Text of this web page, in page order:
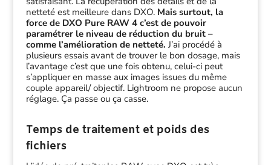
netteté est meilleure dans DXO. Mais surtout, la
force de DXO Pure RAW 4 c’est de pouvoir
paramétrer le niveau de réduction du bruit –
comme l’amélioration de netteté. J’ai procédé à
plusieurs essais avant de trouver le bon dosage, mais
l’avantage c’est que une fois obtenu, celui-ci peut
s’appliquer en masse aux images issues du même
couple appareil/ objectif. Lightroom ne propose aucun
réglage. Ça passe ou ça casse.
Temps de traitement et poids des
fichiers